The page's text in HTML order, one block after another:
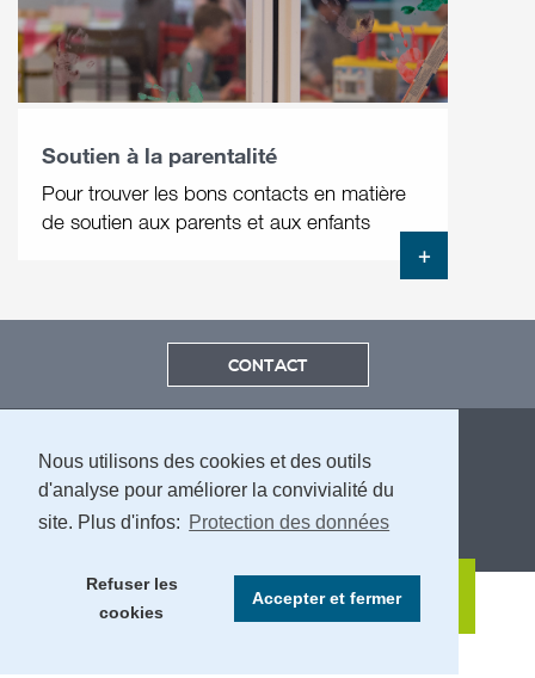
Nous utilisons des cookies et des outils
d'analyse pour améliorer la convivialité du
site. Plus d'infos: Protection des données
Refuser les
cookies
Accepter et fermer
Soutien à la parentalité
Pour trouver les bons contacts en matière
de soutien aux parents et aux enfants
+
CONTACT